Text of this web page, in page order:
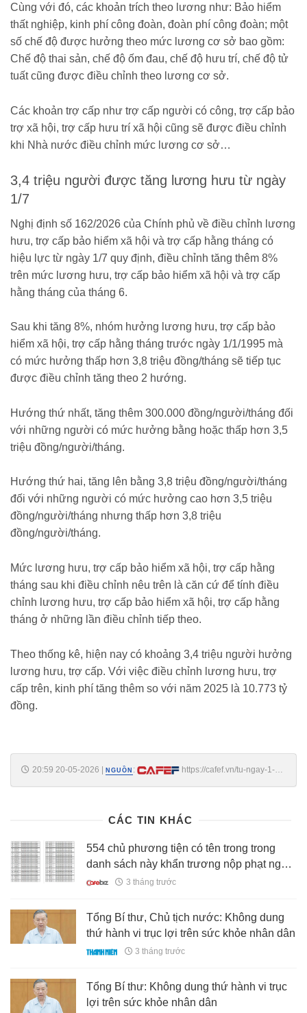
Cùng với đó, các khoản trích theo lương như: Bảo hiểm
thất nghiệp, kinh phí công đoàn, đoàn phí công đoàn; một
số chế độ được hưởng theo mức lương cơ sở bao gồm:
Chế độ thai sản, chế độ ốm đau, chế độ hưu trí, chế độ tử
tuất cũng được điều chỉnh theo lương cơ sở.
Các khoản trợ cấp như trợ cấp người có công, trợ cấp bảo
trợ xã hội, trợ cấp hưu trí xã hội cũng sẽ được điều chỉnh
khi Nhà nước điều chỉnh mức lương cơ sở…
3,4 triệu người được tăng lương hưu từ ngày
1/7
Nghị định số 162/2026 của Chính phủ về điều chỉnh lương
hưu, trợ cấp bảo hiểm xã hội và trợ cấp hằng tháng có
hiệu lực từ ngày 1/7 quy định, điều chỉnh tăng thêm 8%
trên mức lương hưu, trợ cấp bảo hiểm xã hội và trợ cấp
hằng tháng của tháng 6.
Sau khi tăng 8%, nhóm hưởng lương hưu, trợ cấp bảo
hiểm xã hội, trợ cấp hằng tháng trước ngày 1/1/1995 mà
có mức hưởng thấp hơn 3,8 triệu đồng/tháng sẽ tiếp tục
được điều chỉnh tăng theo 2 hướng.
Hướng thứ nhất, tăng thêm 300.000 đồng/người/tháng đối
với những người có mức hưởng bằng hoặc thấp hơn 3,5
triệu đồng/người/tháng.
Hướng thứ hai, tăng lên bằng 3,8 triệu đồng/người/tháng
đối với những người có mức hưởng cao hơn 3,5 triệu
đồng/người/tháng nhưng thấp hơn 3,8 triệu
đồng/người/tháng.
Mức lương hưu, trợ cấp bảo hiểm xã hội, trợ cấp hằng
tháng sau khi điều chỉnh nêu trên là căn cứ để tính điều
chỉnh lương hưu, trợ cấp bảo hiểm xã hội, trợ cấp hằng
tháng ở những lần điều chỉnh tiếp theo.
Theo thống kê, hiện nay có khoảng 3,4 triệu người hưởng
lương hưu, trợ cấp. Với việc điều chỉnh lương hưu, trợ
cấp trên, kinh phí tăng thêm so với năm 2025 là 10.773 tỷ
đồng. ​
20:59 20-05-2026 NGUỒN :
https://cafef.vn/tu-ngay-1-7-
CÁC TIN KHÁC
554 chủ phương tiện có tên trong trong
danh sách này khẩn trương nộp phạt nguội
theo Nghị định 168
3 tháng trước
Tổng Bí thư, Chủ tịch nước: Không dung
thứ hành vi trục lợi trên sức khỏe nhân dân
3 tháng trước
Tổng Bí thư: Không dung thứ hành vi trục
lợi trên sức khỏe nhân dân